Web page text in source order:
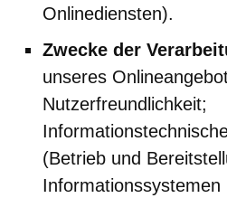
Onlinediensten).
Zwecke der
unseres
Nutzerfreundlichkeit;
(Betrieb und
Informationssystemen